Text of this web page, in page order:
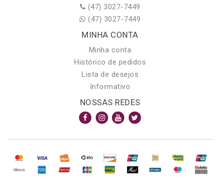
(47) 3027-7449
(47) 3027-7449
MINHA CONTA
Minha conta
Histórico de pedidos
Lista de desejos
Informativo
NOSSAS REDES